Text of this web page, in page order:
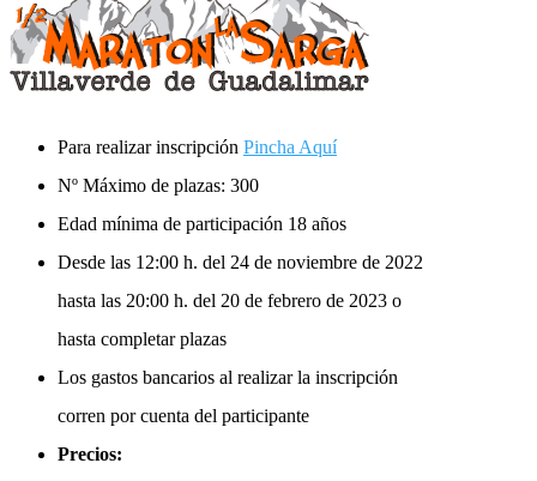
Para realizar inscripción Pincha Aquí
Nº Máximo de plazas: 300
Edad mínima de participación 18 años
Desde las 12:00 h. del 24 de noviembre de 2022
hasta las 20:00 h. del 20 de febrero de 2023 o
hasta completar plazas
Los gastos bancarios al realizar la inscripción
corren por cuenta del participante
Precios: